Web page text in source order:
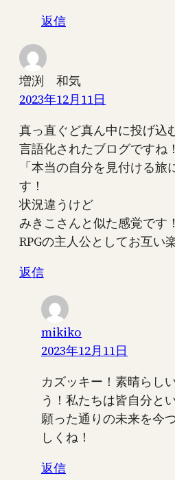
返信
増渕 和気
2023年12月11日
真っ直ぐど真ん中に投げ込
言語化されたブログですね
「本当の自分を見付ける
す！
状況違うけど
みきこさんと似た感覚です
RPGの主人公としてお互い
返信
mikiko
2023年12月11日
カズッキー！素晴らし
う！私たちは皆自分と
願った通りの未来を今
しくね！
返信